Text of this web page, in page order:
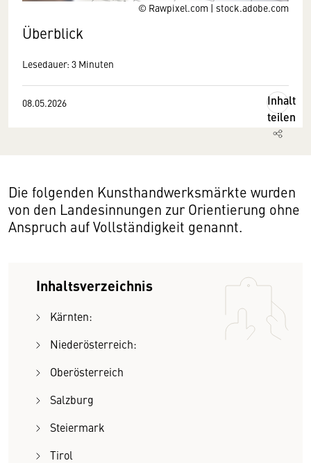
© Rawpixel.com | stock.adobe.com
Überblick
Lesedauer: 3 Minuten
08.05.2026
Inhalt
teilen
Die folgenden Kunsthandwerksmärkte wurden
von den Landesinnungen zur Orientierung ohne
Anspruch auf Vollständigkeit genannt.
Inhaltsverzeichnis
Kärnten:
Niederösterreich:
Oberösterreich
Salzburg
Steiermark
Tirol